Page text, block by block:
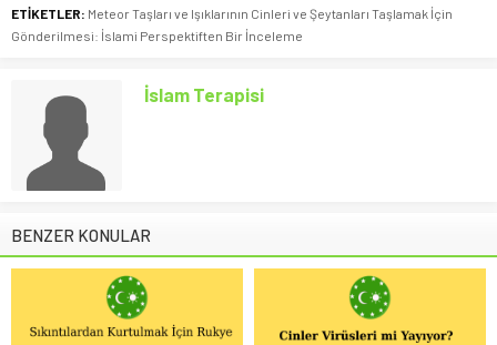
ETİKETLER: Meteor Taşları ve Işıklarının Cinleri ve Şeytanları Taşlamak İçin
Gönderilmesi: İslami Perspektiften Bir İnceleme
İslam Terapisi
BENZER KONULAR